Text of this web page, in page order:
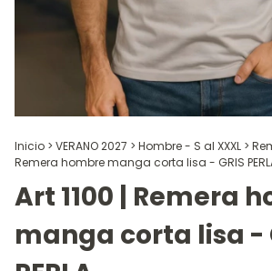
Inicio > VERANO 2027 > Hombre - S al XXXL >
Remera hombre manga corta lisa - GRIS
Art 1100 | Remera
manga corta lisa -